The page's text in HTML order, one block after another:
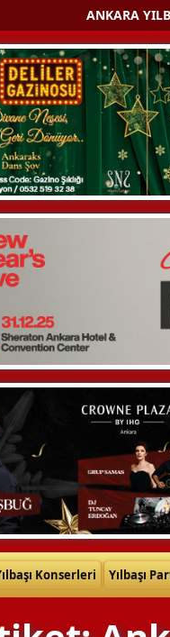
ANKARA
Konserleri Yılbaşı